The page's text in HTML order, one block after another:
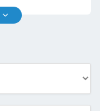
ekspertiz
ve oto ekspertiz